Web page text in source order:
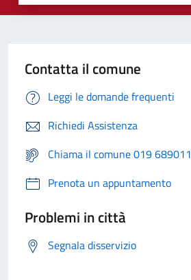
Contatta il comune
Leggi le domande frequenti
Richiedi Assistenza
Chiama il comune 019 689011
Prenota un appuntamento
Problemi in città
Segnala disservizio